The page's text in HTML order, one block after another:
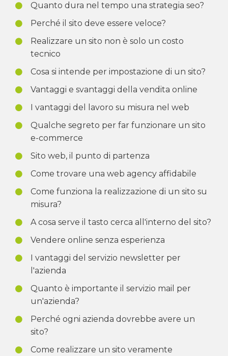
Quanto dura nel tempo una strategia seo?
Perché il sito deve essere veloce?
Realizzare un sito non è solo un costo
tecnico
Cosa si intende per impostazione di un sito?
Vantaggi e svantaggi della vendita online
I vantaggi del lavoro su misura nel web
Qualche segreto per far funzionare un sito
e-commerce
Sito web, il punto di partenza
Come trovare una web agency affidabile
Come funziona la realizzazione di un sito su
misura?
A cosa serve il tasto cerca all'interno del sito?
Vendere online senza esperienza
I vantaggi del servizio newsletter per
l'azienda
Quanto è importante il servizio mail per
un'azienda?
Perché ogni azienda dovrebbe avere un
sito?
Come realizzare un sito veramente